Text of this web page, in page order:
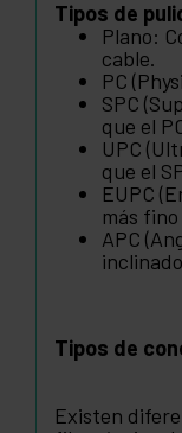
Tipos de
Plano:
cable.
PC
SPC
que el
UPC
que el
EUPC
más
APC
Tipos de
Existen